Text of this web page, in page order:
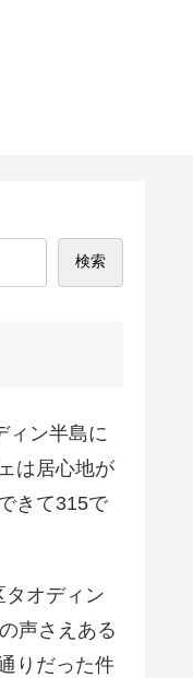
検索
ィン半島に
は居心地が
きて315で
タオディン
声さえある
りだった件